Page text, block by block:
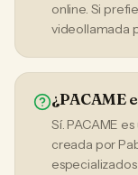
online. Si
videollamada
¿PACAME
Sí. PACAME
creada por